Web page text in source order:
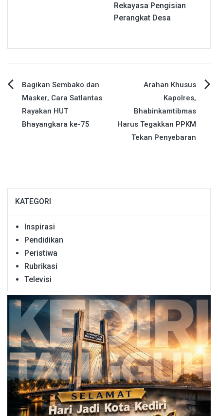
Rekayasa Pengisian
Perangkat Desa
Navigasi
pos
Bagikan Sembako dan
Masker, Cara Satlantas
Rayakan HUT
Bhayangkara ke-75
Arahan Khusus
Kapolres,
Bhabinkamtibmas
Harus Tegakkan PPKM
Tekan Penyebaran
KATEGORI
Inspirasi
Pendidikan
Peristiwa
Rubrikasi
Televisi